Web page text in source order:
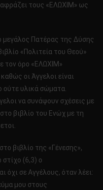
τους «ΕΛΩΧΙΜ» ως
μεγάλος Πατέ­ρας της Δύσης
«Πολιτεία του Θεού»
τον όρο «ΕΛΩΧΙΜ»
οι Άγγελοι είναι
ούτε υλικά σώματα.
να συνάψουν σχέσεις με
βιβλίο του Ενώχ με τη
βιβλίο της «Γένεσης»,
στίχο (6,3) ο
όχι σε Αγγέλους, όταν λέει:
μου στους